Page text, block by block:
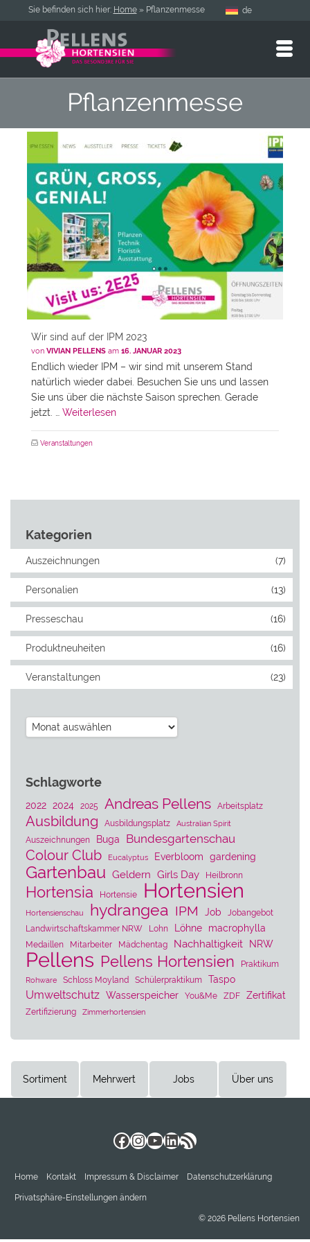
Sie befinden sich hier: Home» Pflanzenmesse de
Pflanzenmesse
Wir sind auf der IPM 2023
von VIVIAN PELLENS am 16. JANUAR 2023
Endlich wieder IPM – wir sind mit unserem Stand
natürlich wieder dabei. Besuchen Sie uns und lassen
Sie uns über die nächste Saison sprechen. Gerade
jetzt. … Weiterlesen
Veranstaltungen
Kategorien
Auszeichnungen (7)
Personalien (13)
Presseschau (16)
Produktneuheiten (16)
Veranstaltungen (23)
Archiv
Schlagworte
2022 2024 2025 Andreas Pellens Arbeitsplatz
Ausbildung Ausbildungsplatz Australian Spirit
Auszeichnungen Buga Bundesgartenschau
Colour Club Eucalyptus Everbloom gardening
Gartenbau Geldern Girls Day Heilbronn
Hortensia Hortensie Hortensien
Hortensienschau hydrangea IPM Job
Jobangebot
Landwirtschaftskammer NRW
Lohn Löhne macrophylla
Medaillen Mitarbeiter Mädchentag Nachhaltigkeit NRW
Pellens Pellens Hortensien Praktikum
Rohware Schloss Moyland Schülerpraktikum Taspo
Umweltschutz Wasserspeicher You&Me ZDF Zertifikat
Zertifizierung Zimmerhortensien
Sortiment Mehrwert Jobs Über uns
Facebook
Instagram
YouTube
LinkedIn
RSS-Feed
Home Kontakt Impressum & Disclaimer Datenschutzerklärung
Privatsphäre-Einstellungen ändern
© 2026 Pellens Hortensien